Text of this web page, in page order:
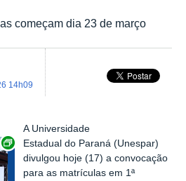
começam dia 23 de março
14h09
Exibir carrossel de imagens
A Universidade
Estadual do Paraná (Unespar)
divulgou hoje (17) a convocação
para as matrículas em 1ª